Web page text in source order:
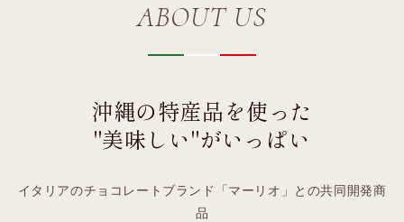
ABOUT US
沖縄の特産品を使った
"美味しい"がいっぱい
イタリアのチョコレートブランド「マーリオ」との共同開発商
品